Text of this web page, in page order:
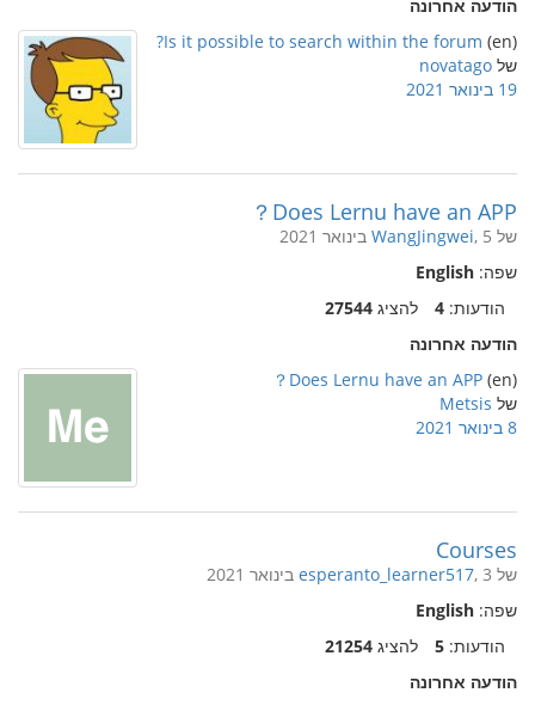
הודעה אחרונה
(en)
Is it possible to search within the forum?
של novatago
19 בינואר 2021
Does Lernu have an APP？
של WangJingwei, 5 בינואר 2021
שפה: English
הודעות: 4 להציג 27544
הודעה אחרונה
(en)
Does Lernu have an APP？
של Metsis
8 בינואר 2021
Courses
של esperanto_learner517, 3 בינואר 2021
שפה: English
הודעות: 5 להציג 21254
הודעה אחרונה